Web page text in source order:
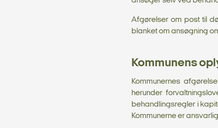
Afgørelser om post til
blanket om ansøgning
Kommunens
Kommunernes
herunder
behandlingsregler i
Kommunerne er